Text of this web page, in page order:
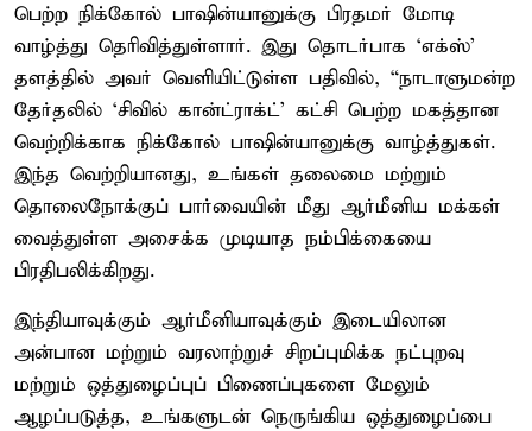
பெற்ற நிக்கோல் பாஷின்யானுக்கு பிரதமர் மோடி
வாழ்த்து தெரிவித்துள்ளார். இது தொடர்பாக ‘எக்ஸ்’
தளத்தில் அவர் வெளியிட்டுள்ள பதிவில், “நாடாளுமன்ற
தேர்தலில் ‘சிவில் கான்ட்ராக்ட்’ கட்சி பெற்ற மகத்தான
வெற்றிக்காக நிக்கோல் பாஷின்யானுக்கு வாழ்த்துகள்.
இந்த வெற்றியானது, உங்கள் தலைமை மற்றும்
தொலைநோக்குப் பார்வையின் மீது ஆர்மீனிய மக்கள்
வைத்துள்ள அசைக்க முடியாத நம்பிக்கையை
பிரதிபலிக்கிறது.
இந்தியாவுக்கும் ஆர்மீனியாவுக்கும் இடையிலான
அன்பான மற்றும் வரலாற்றுச் சிறப்புமிக்க நட்புறவு
மற்றும் ஒத்துழைப்புப் பிணைப்புகளை மேலும்
ஆழப்படுத்த, உங்களுடன் நெருங்கிய ஒத்துழைப்பை